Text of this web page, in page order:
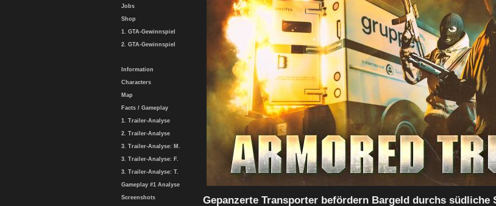
Jobs
Shop
1. GTA-Gewinnspiel
2. GTA-Gewinnspiel
Information
Characters
Map
Facts / Gameplay
1. Trailer-Analyse
2. Trailer-Analyse
3. Trailer-Analyse: M.
3. Trailer-Analyse: F.
3. Trailer-Analyse: T.
Gameplay #1 Analyse
Screenshots Gepanzerte Transporter befördern Bargeld durchs südliche